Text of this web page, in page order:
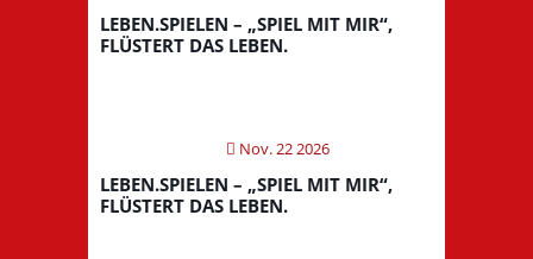
LEBEN.SPIELEN – „SPIEL MIT MIR“,
FLÜSTERT DAS LEBEN.
Nov. 22 2026
LEBEN.SPIELEN – „SPIEL MIT MIR“,
FLÜSTERT DAS LEBEN.